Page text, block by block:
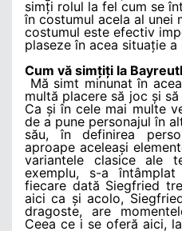
simți rolul la fel cum se
în costumul acela al unei
costumul este efectiv
plaseze în acea situație a
Cum vă simțiți la
Mă simt minunat în
multă placere să joc și
Ca și în cele mai multe
de a pune personajul în
său, în definirea
aproape aceleași
variantele clasice ale
exemplu, s-a
fiecare dată Siegfried
aici ca și acolo,
dragoste, are
Ceea ce i se oferă aici,